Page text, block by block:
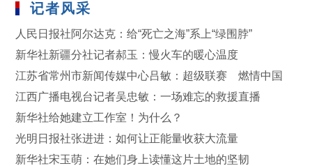
记者风采
人民日报社阿尔达克：给“死亡之海”系上“绿围脖”
新华社新疆分社记者郝玉：慢火车的暖心温度
江苏省常州市新闻传媒中心吕敏：超级联赛 燃情中国
江西广播电视台记者吴忠敏：一场难忘的救援直播
新华社给她建立工作室！为什么？
光明日报社张进进：如何让正能量收获大流量
新华社宋玉萌：在她们身上读懂这片土地的坚韧